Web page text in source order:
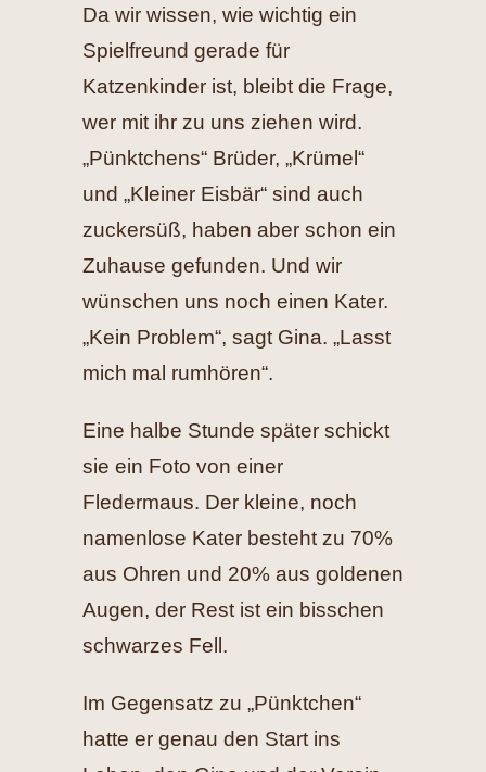
Da wir wissen, wie wichtig ein
Spielfreund gerade für
Katzenkinder ist, bleibt die Frage,
wer mit ihr zu uns ziehen wird.
„Pünktchens“ Brüder, „Krümel“
und „Kleiner Eisbär“ sind auch
zuckersüß, haben aber schon ein
Zuhause gefunden. Und wir
wünschen uns noch einen Kater.
„Kein Problem“, sagt Gina. „Lasst
mich mal rumhören“.
Eine halbe Stunde später schickt
sie ein Foto von einer
Fledermaus. Der kleine, noch
namenlose Kater besteht zu 70%
aus Ohren und 20% aus goldenen
Augen, der Rest ist ein bisschen
schwarzes Fell.
Im Gegensatz zu „Pünktchen“
hatte er genau den Start ins